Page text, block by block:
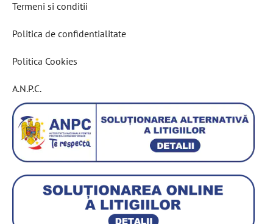
Termeni si conditii
Politica de confidentialitate
Politica Cookies
A.N.P.C.